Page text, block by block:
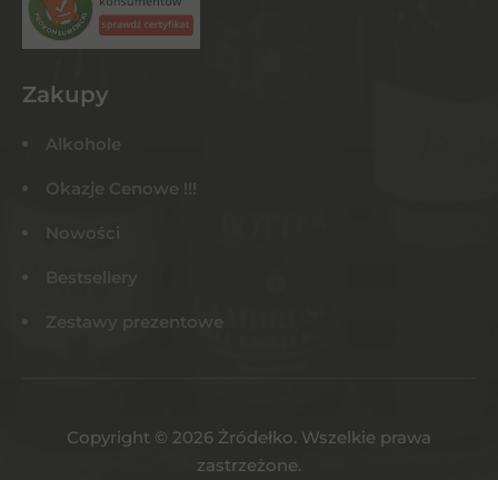
Zakupy
Alkohole
Okazje Cenowe !!!
Nowości
Bestsellery
Zestawy prezentowe
Copyright © 2026 Żródełko. Wszelkie prawa
zastrzeżone.